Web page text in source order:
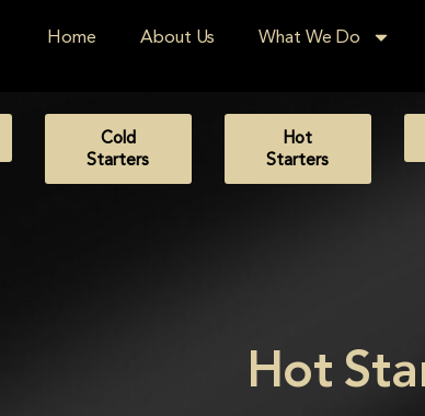
Home About Us What We Do
Cold
Starters
Hot
Starters
Hot